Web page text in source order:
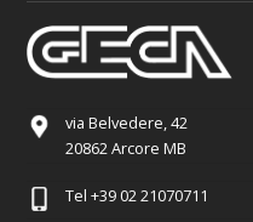
via Belvedere, 42
20862 Arcore MB
Tel +39 02 21070711